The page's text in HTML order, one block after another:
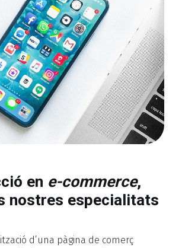
en e-commerce,
nostres especialitats
d’una pàgina de comerç